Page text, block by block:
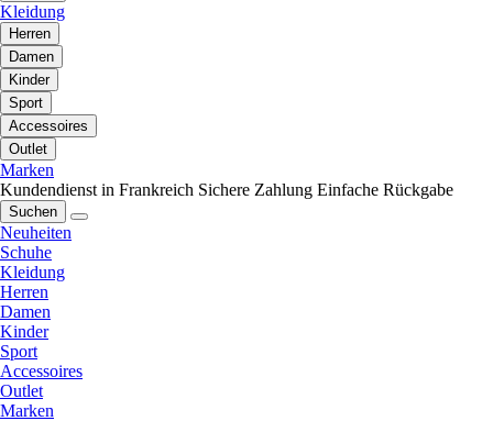
Kleidung
Herren
Damen
Kinder
Sport
Accessoires
Outlet
Marken
Kundendienst in Frankreich Sichere Zahlung Einfache Rückgabe
Suchen
Neuheiten
Schuhe
Kleidung
Herren
Damen
Kinder
Sport
Accessoires
Outlet
Marken